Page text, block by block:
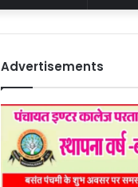
Article
Advertisements